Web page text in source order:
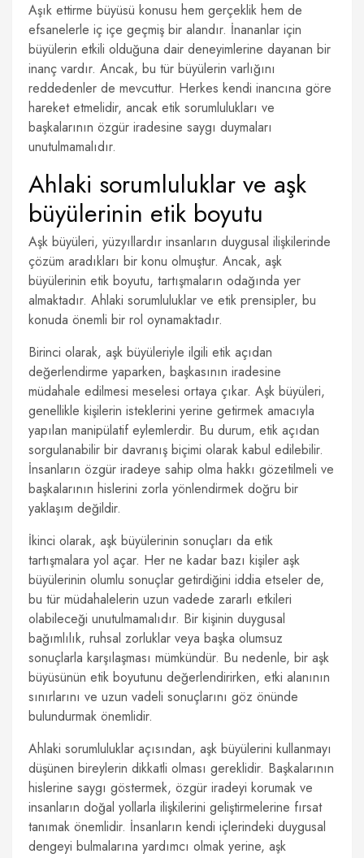
Aşık ettirme büyüsü konusu hem gerçeklik hem de
efsanelerle iç içe geçmiş bir alandır. İnananlar için
büyülerin etkili olduğuna dair deneyimlerine dayanan bir
inanç vardır. Ancak, bu tür büyülerin varlığını
reddedenler de mevcuttur. Herkes kendi inancına göre
hareket etmelidir, ancak etik sorumlulukları ve
başkalarının özgür iradesine saygı duymaları
unutulmamalıdır.
Ahlaki sorumluluklar ve aşk
büyülerinin etik boyutu
Aşk büyüleri, yüzyıllardır insanların duygusal ilişkilerinde
çözüm aradıkları bir konu olmuştur. Ancak, aşk
büyülerinin etik boyutu, tartışmaların odağında yer
almaktadır. Ahlaki sorumluluklar ve etik prensipler, bu
konuda önemli bir rol oynamaktadır.
Birinci olarak, aşk büyüleriyle ilgili etik açıdan
değerlendirme yaparken, başkasının iradesine
müdahale edilmesi meselesi ortaya çıkar. Aşk büyüleri,
genellikle kişilerin isteklerini yerine getirmek amacıyla
yapılan manipülatif eylemlerdir. Bu durum, etik açıdan
sorgulanabilir bir davranış biçimi olarak kabul edilebilir.
İnsanların özgür iradeye sahip olma hakkı gözetilmeli ve
başkalarının hislerini zorla yönlendirmek doğru bir
yaklaşım değildir.
İkinci olarak, aşk büyülerinin sonuçları da etik
tartışmalara yol açar. Her ne kadar bazı kişiler aşk
büyülerinin olumlu sonuçlar getirdiğini iddia etseler de,
bu tür müdahalelerin uzun vadede zararlı etkileri
olabileceği unutulmamalıdır. Bir kişinin duygusal
bağımlılık, ruhsal zorluklar veya başka olumsuz
sonuçlarla karşılaşması mümkündür. Bu nedenle, bir aşk
büyüsünün etik boyutunu değerlendirirken, etki alanının
sınırlarını ve uzun vadeli sonuçlarını göz önünde
bulundurmak önemlidir.
Ahlaki sorumluluklar açısından, aşk büyülerini kullanmayı
düşünen bireylerin dikkatli olması gereklidir. Başkalarının
hislerine saygı göstermek, özgür iradeyi korumak ve
insanların doğal yollarla ilişkilerini geliştirmelerine fırsat
tanımak önemlidir. İnsanların kendi içlerindeki duygusal
dengeyi bulmalarına yardımcı olmak yerine, aşk